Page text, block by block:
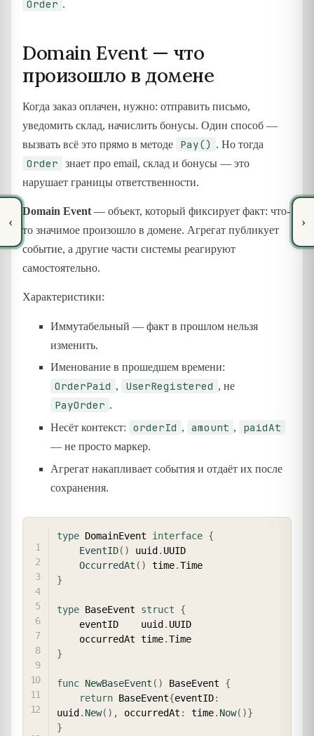
‹
Order .
Domain Event — что
произошло в домене
Когда заказ оплачен, нужно: отправить письмо,
уведомить склад, начислить бонусы. Один способ —
вызвать всё это прямо в методе
Pay() . Но тогда
Order
знает про email, склад и бонусы — это
нарушает границы ответственности.
Domain Event — объект, который фиксирует факт: что-
то значимое произошло в домене. Агрегат публикует
событие, а другие части системы реагируют
самостоятельно.
Характеристики:
Иммутабельный — факт в прошлом нельзя
изменить.
Именование в прошедшем времени:
OrderPaid , UserRegistered , не
PayOrder .
Несёт контекст:
orderId , amount , paidAt
— не просто маркер.
Агрегат накапливает события и отдаёт их после
сохранения.
type DomainEvent interface {
EventID( ) uuid . UUID
OccurredAt ( ) time.
}
type BaseEvent struct
{
	eventID    uuid
. UUID
	occurredAt time
.
}
func NewBaseEvent ( ) BaseEvent {
return BaseEvent{eventID:
uuid . New( ) , occurredAt : time. Now( )}
}
›